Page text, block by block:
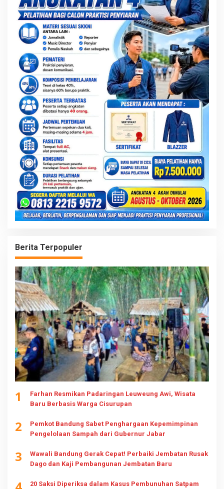
Berita Terpopuler
1
Farhan Resmikan Padaringan Leuweung Awi, Wisata
Baru Berbasis Warga Cisurupan
2
Pemkot Bandung Sabet Penghargaan Kepemimpinan
Pengelolaan Sampah dari Gubernur Jabar
3
Wawali Bandung Gerak Cepat! Perbaiki Jembatan Rusak
Dago dan Kaji Pembangunan Jembatan Baru
20 Saksi Diperiksa dalam Kasus Pembunuhan Satpam